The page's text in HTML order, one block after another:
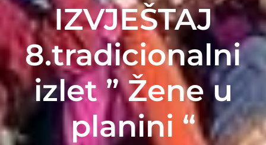
IZVJEŠTAJ
8.tradicionalni
izlet ” Žene u
planini “